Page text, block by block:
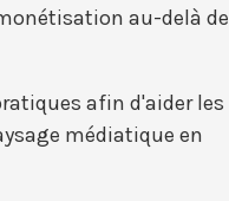
au-delà de
afin d'aider les
médiatique en